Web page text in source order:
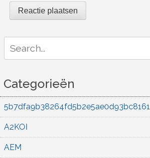
for:
Categorieën
5b7dfa9b38264fd5b2e5ae0d93bc8161
A2KOI
AEM